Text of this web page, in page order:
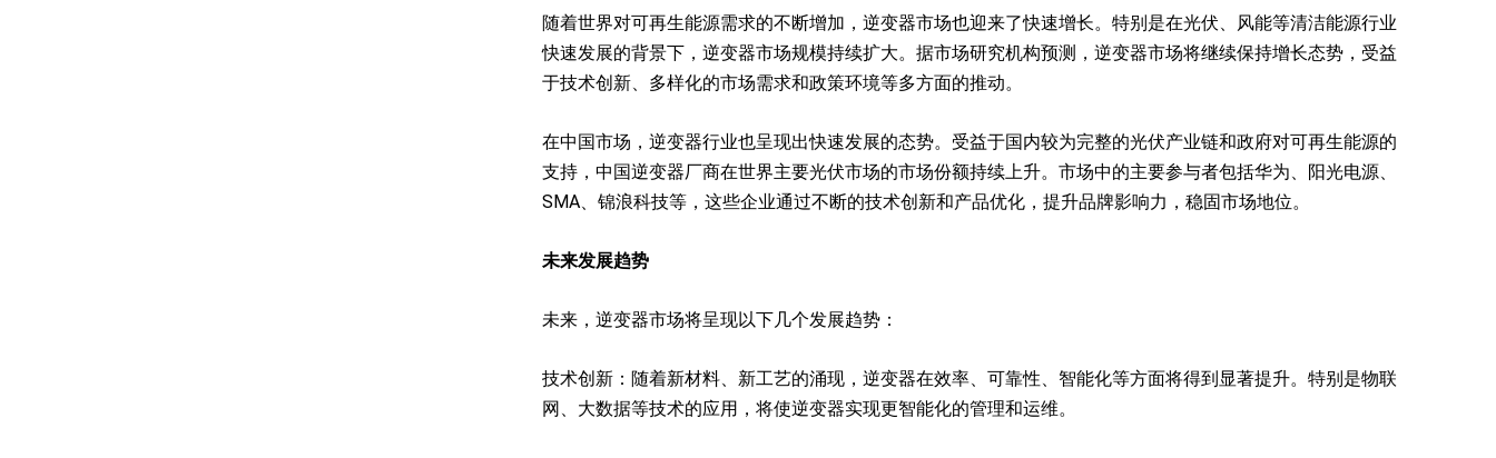
随着世界对可再生能源需求的不断增加，逆变器市场也迎来了快速增长。特别是在光伏、风能等清洁能源行业
快速发展的背景下，逆变器市场规模持续扩大。据市场研究机构预测，逆变器市场将继续保持增长态势，受益
于技术创新、多样化的市场需求和政策环境等多方面的推动。
在中国市场，逆变器行业也呈现出快速发展的态势。受益于国内较为完整的光伏产业链和政府对可再生能源的
支持，中国逆变器厂商在世界主要光伏市场的市场份额持续上升。市场中的主要参与者包括华为、阳光电源、
SMA、锦浪科技等，这些企业通过不断的技术创新和产品优化，提升品牌影响力，稳固市场地位。
未来发展趋势
未来，逆变器市场将呈现以下几个发展趋势：
技术创新：随着新材料、新工艺的涌现，逆变器在效率、可靠性、智能化等方面将得到显著提升。特别是物联
网、大数据等技术的应用，将使逆变器实现更智能化的管理和运维。